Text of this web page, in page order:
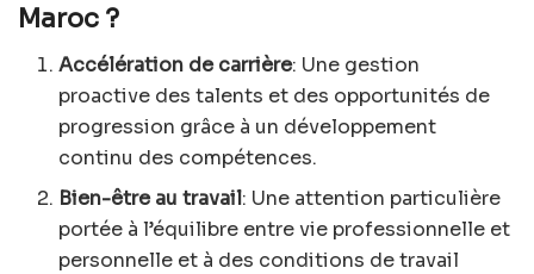
Maroc ?
Accélération de carrière: Une gestion
proactive des talents et des opportunités de
progression grâce à un développement
continu des compétences.
Bien-être au travail: Une attention particulière
portée à l’équilibre entre vie professionnelle et
personnelle et à des conditions de travail